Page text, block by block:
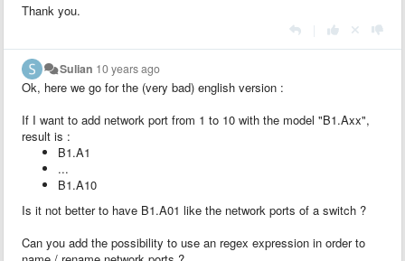
Thank you.
Sulian 10 years ago
Ok, here we go for the (very bad) english version :
If I want to add network port from 1 to 10 with the model "B1.Axx",
result is :
B1.A1
...
B1.A10
Is it not better to have B1.A01 like the network ports of a switch ?
Can you add the possibility to use an regex expression in order to